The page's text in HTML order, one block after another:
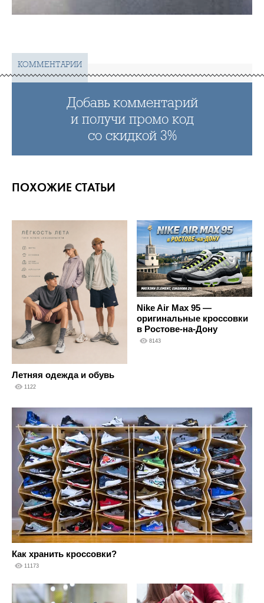
КОММЕНТАРИИ
Добавь комментарий
и получи промо код
со скидкой 3%
ПОХОЖИЕ СТАТЬИ
Летняя одежда и обувь
1122
Nike Air Max 95 —
оригинальные кроссовки
в Ростове-на-Дону
8143
Как хранить кроссовки?
11173